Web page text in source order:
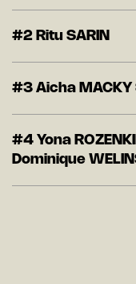
#2 Ritu SARIN
#3 Aicha MACKY
#4 Yona
Dominique